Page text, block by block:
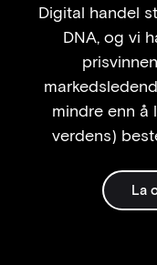
Digital handel
DNA, og vi
mindre enn å
verdens)
La